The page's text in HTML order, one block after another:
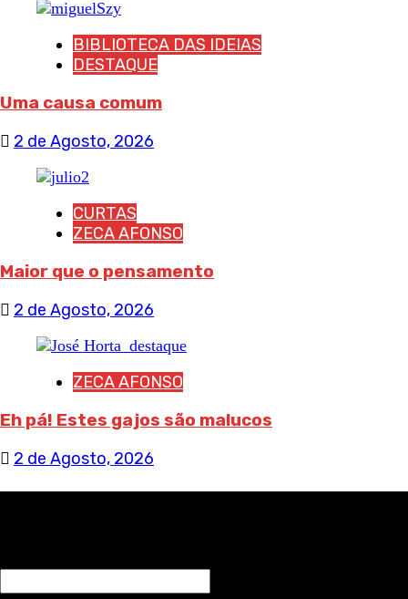
BIBLIOTECA DAS IDEIAS
DESTAQUE
Uma causa comum
2 de Agosto, 2026
CURTAS
ZECA AFONSO
Maior que o pensamento
2 de Agosto, 2026
ZECA AFONSO
Eh pá! Estes gajos são malucos
2 de Agosto, 2026